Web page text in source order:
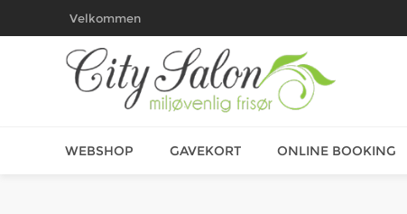
Velkommen
WEBSHOP GAVEKORT ONLINE BOOKING